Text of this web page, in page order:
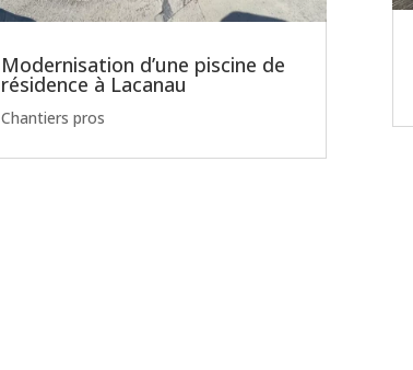
Modernisation d’une piscine de
résidence à Lacanau
Chantiers pros